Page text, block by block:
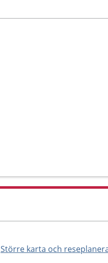
Större karta och